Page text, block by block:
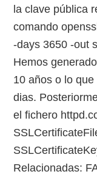
la clave pública
comando
-days 3650 -out
Hemos
10 años o lo
dias.
el fichero
Relacionadas: